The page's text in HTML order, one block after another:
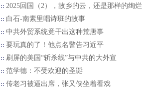
2025回国（2），故乡的云，还是那样的绚烂
白石-南素里唱诗班的故事
中共外贸系统竟干出这种荒唐事
要玩真的了！他点名警告习近平
刷屏的美国“斩杀线”与中共的大外宣
范学德：不受欢迎的圣诞
传老习被逼出席，张又侠坐着看戏